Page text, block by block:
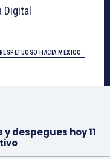
HACIA MÉXICO
despegues hoy 11